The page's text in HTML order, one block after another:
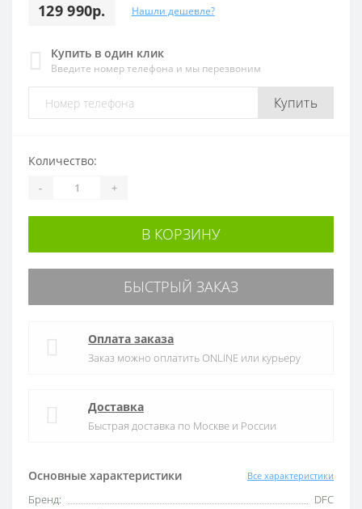
129 990р. Нашли дешевле?
Купить в один клик
Введите номер телефона и мы перезвоним
Купить
Основные характеристики Все характеристики
Бренд:
DFC
Количество:
- +
В КОРЗИНУ
БЫСТРЫЙ ЗАКАЗ
Оплата заказа
Заказ можно оплатить ONLINE или курьеру
Доставка
Быстрая доставка по Москве и России